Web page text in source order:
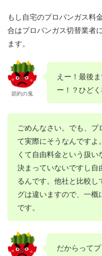
もし自宅のプロパンガス料
合はプロパンガス切替業者
ます。
節約の鬼
えー！最後
ー！？ひど
ごめんなさい。でも、プ
て実際にそうなんですよ
くて自由料金という扱
決まっていないですし自
るんです。他社と比較し
グは違いますので、一概
です。
だからって